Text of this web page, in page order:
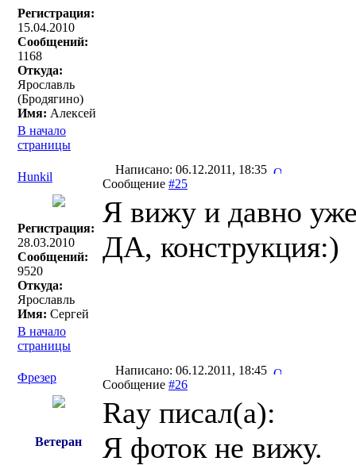
Регистрация:
15.04.2010
Сообщений:
1168
Откуда:
Ярославль
(Бродягино)
Имя: Алексей
В начало
страницы
Hunkil
Написано: 06.12.2011, 18:35
Сообщение #25
Регистрация:
28.03.2010
Сообщений:
9520
Откуда:
Ярославль
Имя: Сергей
Я вижу и давно
ДА, конструкция:)
В начало
страницы
Фрезер
Написано: 06.12.2011, 18:45
Сообщение #26
Ветеран
Ray писал(a):
Я фоток не вижу.